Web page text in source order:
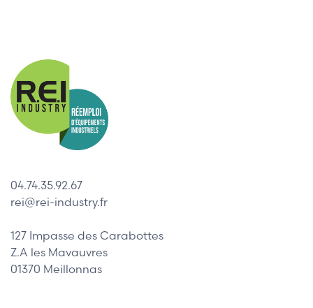
04.74.35.92.67
rei@rei-industry.fr
127 Impasse des Carabottes
Z.A les Mavauvres
01370 Meillonnas